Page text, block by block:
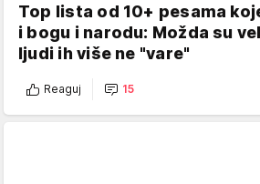
Top lista od 10+ pesama
i bogu i narodu: Možda su
ljudi ih više ne "vare"
Reaguj 15